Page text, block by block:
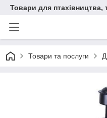
Товари для птахівництва,
Товари та послуги